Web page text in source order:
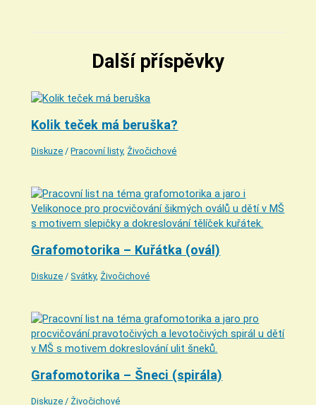
Další příspěvky
Kolik teček má beruška?
Diskuze /Pracovní listy, Živočichové
Grafomotorika – Kuřátka (ovál)
Diskuze /Svátky, Živočichové
Grafomotorika – Šneci (spirála)
Diskuze / Živočichové